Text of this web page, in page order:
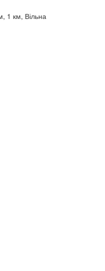
1 км, Вільна